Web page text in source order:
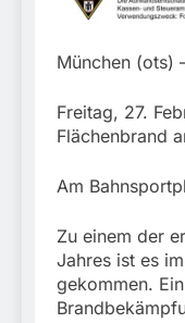
München (ots)
Freitag, 27.
Flächenbrand
Am
Zu einem der
Jahres ist es
gekommen.